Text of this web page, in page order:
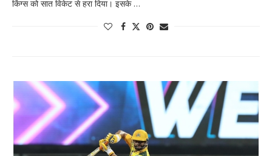
किंग्स को सात विकेट से हरा दिया। इसके …